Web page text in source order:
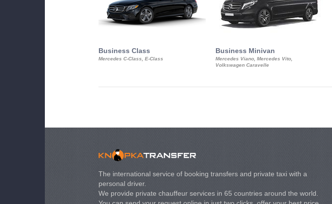
Business Class
Mercedes C-Class, E-Class
Business Minivan
Mercedes Viano, Mercedes Vito,
Volkswagen Caravelle
The international service of booking transfers and private taxi with a
personal driver.
We provide private chauffeur services in 65 countries around the world.